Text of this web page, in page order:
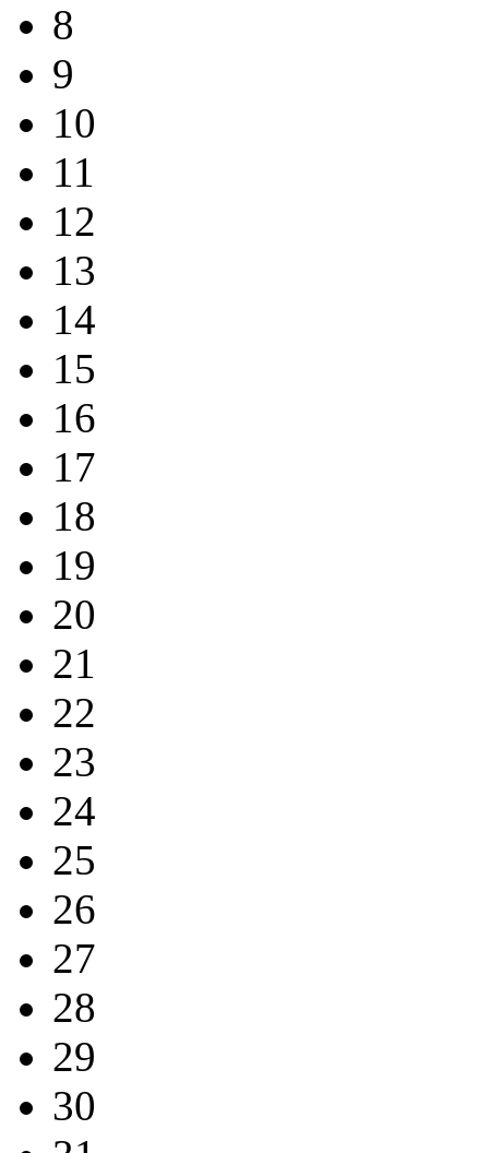
8
9
10
11
12
13
14
15
16
17
18
19
20
21
22
23
24
25
26
27
28
29
30